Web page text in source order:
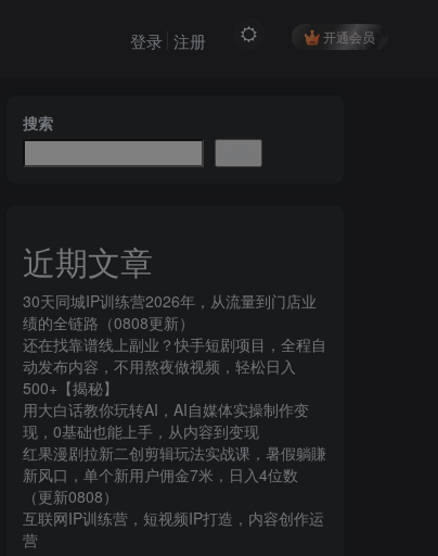
开通会员
登录 注册
搜索
近期文章
30天同城IP训练营2026年，从流量到门店业
绩的全链路（0808更新）
还在找靠谱线上副业？快手短剧项目，全程自
动发布内容，不用熬夜做视频，轻松日入
500+【揭秘】
用大白话教你玩转AI，AI自媒体实操制作变
现，0基础也能上手，从内容到变现
红果漫剧拉新二创剪辑玩法实战课，暑假躺賺
新风口，单个新用户佣金7米，日入4位数
（更新0808）
互联网IP训练营，短视频IP打造，内容创作运
营